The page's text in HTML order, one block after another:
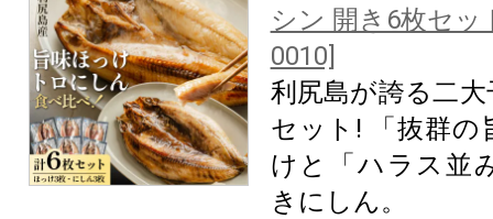
シン 開き6枚セッ
0010]
利尻島が誇る二
セット! 「抜群の
けと「ハラス並
きにしん。